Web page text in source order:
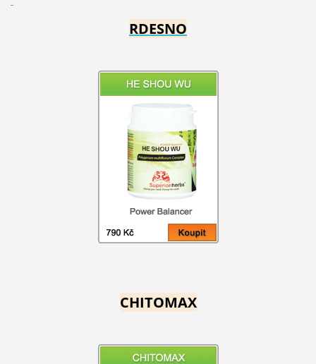
RDESNO
CHITOMAX